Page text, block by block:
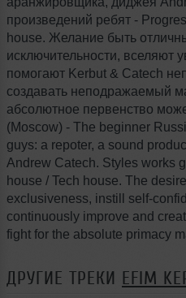
произведений ребят -
house. Желание быть
исключительности, вселяют
помогают Kerbut & Catech
создавать неподражаемый
абсолютное первенство
(Moscow) - The beginner
guys: a repoter, a sound
Andrew Catech. Styles works
house / Tech house. The
exclusiveness, instill self-
continuously improve and
fight for the absolute primacy
ДРУГИЕ ТРЕКИ EFIM